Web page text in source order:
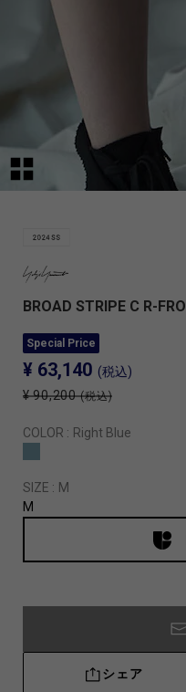
BROAD STRIPE C R-
Special Price
¥ 63,140 (税込)
¥ 90,200 (税込)
COLOR : Right Blue
SIZE : M
M
シェア